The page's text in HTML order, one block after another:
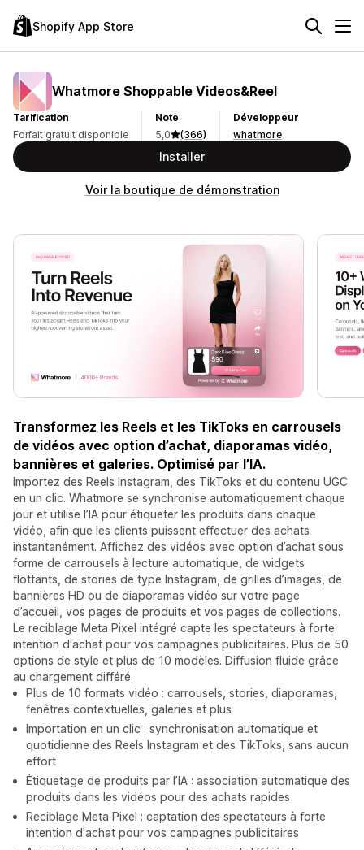
Shopify App Store
Whatmore Shoppable Videos&Reel
Tarification
Forfait gratuit disponible
Note
5,0
(366)
Développeur
whatmore
Installer
Voir la boutique de démonstration
Transformez les Reels et les TikToks en carrousels
de vidéos avec option d’achat, diaporamas vidéo,
bannières et galeries. Optimisé par l’IA.
Importez des Reels Instagram, des TikToks et du contenu UGC
en un clic. Whatmore se synchronise automatiquement chaque
jour et utilise l’IA pour étiqueter les produits dans chaque
vidéo, afin que les clients puissent effectuer des achats
instantanément. Affichez des vidéos avec option d’achat sous
forme de carrousels à lecture automatique, de widgets
flottants, de stories de type Instagram, de grilles d’images, de
bannières HD ou de diaporamas vidéo sur votre page
d’accueil, vos pages de produits et vos pages de collections.
Le reciblage Meta Pixel intégré capte les spectateurs à forte
intention d'achat pour vos campagnes publicitaires. Plus de 50
options de style et plus de 10 modèles. Diffusion fluide grâce
au chargement différé.
Plus de 10 formats vidéo : carrousels, stories, diaporamas,
fenêtres contextuelles, galeries et plus
Importation en un clic : synchronisation automatique et
quotidienne des Reels Instagram et des TikToks, sans aucun
effort
Étiquetage de produits par l’IA : association automatique des
produits dans les vidéos pour des achats rapides
Reciblage Meta Pixel : captation des spectateurs à forte
intention d'achat pour vos campagnes publicitaires